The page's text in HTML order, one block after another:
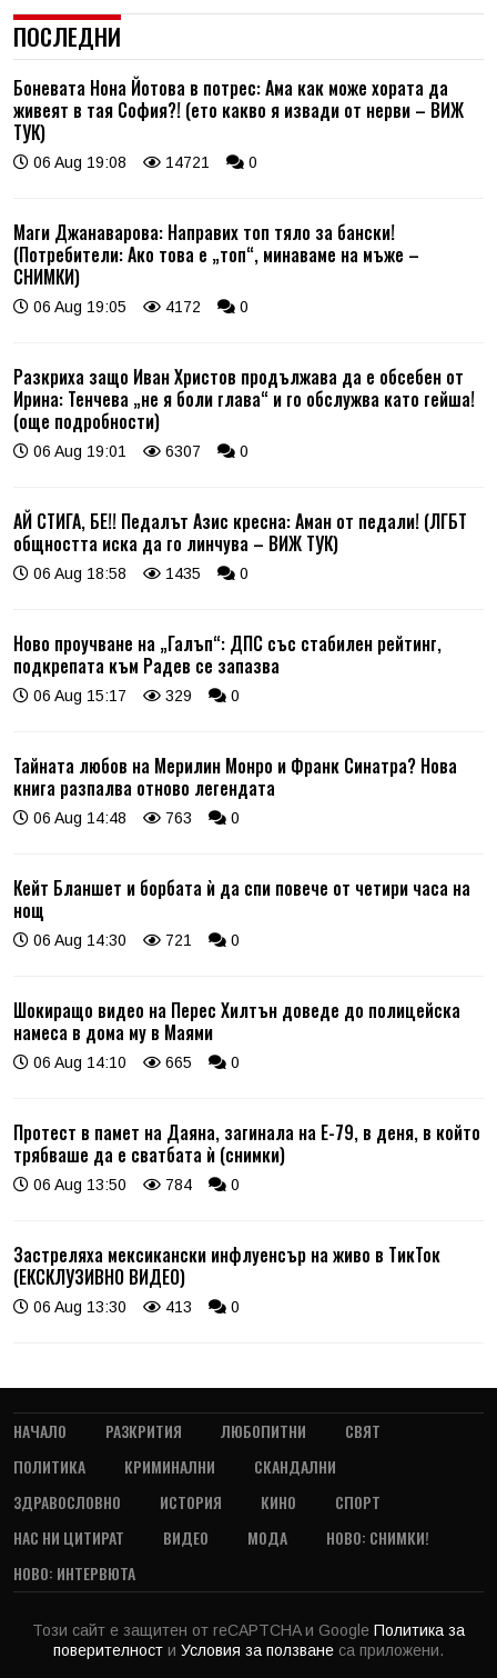
ПОСЛЕДНИ
Боневата Нона Йотова в потрес: Ама как може хората да
живеят в тая София?! (ето какво я извади от нерви – ВИЖ
ТУК)
06 Aug 19:08 14721 0
Маги Джанаварова: Направих топ тяло за бански!
(Потребители: Ако това е „топ“, минаваме на мъже –
СНИМКИ)
06 Aug 19:05 4172 0
Разкриха защо Иван Христов продължава да е обсебен от
Ирина: Тенчева „не я боли глава“ и го обслужва като гейша!
(още подробности)
06 Aug 19:01 6307 0
АЙ СТИГА, БЕ!! Педалът Азис кресна: Аман от педали! (ЛГБТ
общността иска да го линчува – ВИЖ ТУК)
06 Aug 18:58 1435 0
Ново проучване на „Галъп“: ДПС със стабилен рейтинг,
подкрепата към Радев се запазва
06 Aug 15:17 329 0
Тайната любов на Мерилин Монро и Франк Синатра? Нова
книга разпалва отново легендата
06 Aug 14:48 763 0
Кейт Бланшет и борбата ѝ да спи повече от четири часа на
нощ
06 Aug 14:30 721 0
Шокиращо видео на Перес Хилтън доведе до полицейска
намеса в дома му в Маями
06 Aug 14:10 665 0
Протест в памет на Даяна, загинала на Е-79, в деня, в който
трябваше да е сватбата ѝ (снимки)
06 Aug 13:50 784 0
Застреляха мексикански инфлуенсър на живо в ТикТок
(ЕКСКЛУЗИВНО ВИДЕО)
06 Aug 13:30 413 0
НАЧАЛО РАЗКРИТИЯ ЛЮБОПИТНИ
СВЯТ
ПОЛИТИКА
КРИМИНАЛНИ
СКАНДАЛНИ
ЗДРАВОСЛОВНО
ИСТОРИЯ КИНО
СПОРТ
НАС НИ ЦИТИРАТ
ВИДЕО МОДА
НОВО: СНИМКИ!
НОВО: ИНТЕРВЮТА
Този сайт е защитен от reCAPTCHA и Google Политика за
поверителност и Условия за ползване са приложени.